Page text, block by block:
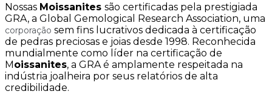
Nossas Moissanites são certificadas pela prestigiada
GRA, a Global Gemological Research Association, uma
corporação sem fins lucrativos dedicada à certificação
de pedras preciosas e joias desde 1998. Reconhecida
mundialmente como líder na certificação de
Moissanites, a GRA é amplamente respeitada na
indústria joalheira por seus relatórios de alta
credibilidade.